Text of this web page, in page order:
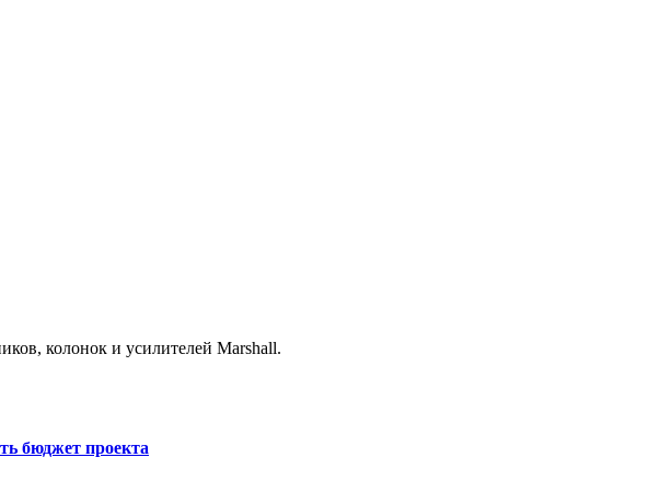
колонок и усилителей Marshall.
бюджет проекта